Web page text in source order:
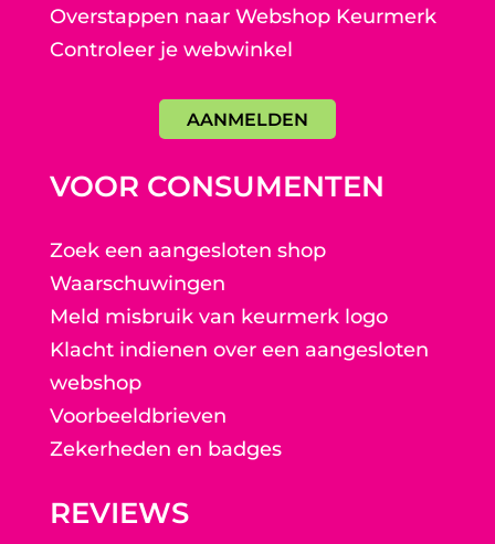
Overstappen naar Webshop Keurmerk
Controleer je webwinkel
AANMELDEN
VOOR CONSUMENTEN
Zoek een aangesloten shop
Waarschuwingen
Meld misbruik van keurmerk logo
Klacht indienen over een aangesloten
webshop
Voorbeeldbrieven
Zekerheden en badges
REVIEWS